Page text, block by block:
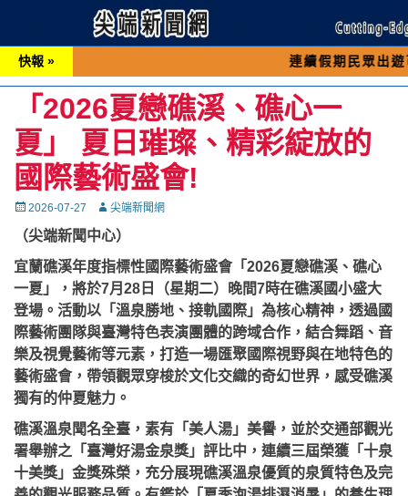
快報 » 連續假期民眾出遊可先撥打交
「2026夏戀礁溪、礁心一
夏」 夏日璀璨、精彩綻放的
國際藝術盛會!
Posted
2026-07-27 Autor尖端新聞網
（尖端新聞中心）
宜蘭礁溪年度指標性國際藝術盛會「2026夏戀礁溪、礁心
一夏」，將於7月28日（星期二）晚間7時在礁溪國小盛大
登場。活動以「溫泉勝地、接軌國際」為核心精神，透過國
際藝術團隊與臺灣特色表演團體的跨域合作，結合舞蹈、音
樂及視覺藝術等元素，打造一場匯聚國際視野與在地特色的
藝術盛會，帶領觀眾穿梭於文化交織的奇幻世界，感受礁溪
獨有的仲夏魅力。
礁溪溫泉聞名全臺，素有「美人湯」美譽，並於交通部觀光
署舉辦之「臺灣好湯金泉獎」評比中，連續三屆榮獲「十泉
十美獎」金獎殊榮，充分展現礁溪溫泉優質的泉質特色及完